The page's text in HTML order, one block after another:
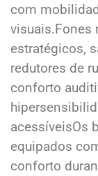
com
visuais.Fones
estratégicos,
redutores de
conforto
acessíveisOs
equipados
conforto